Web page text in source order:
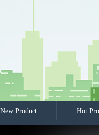
New Product Hot